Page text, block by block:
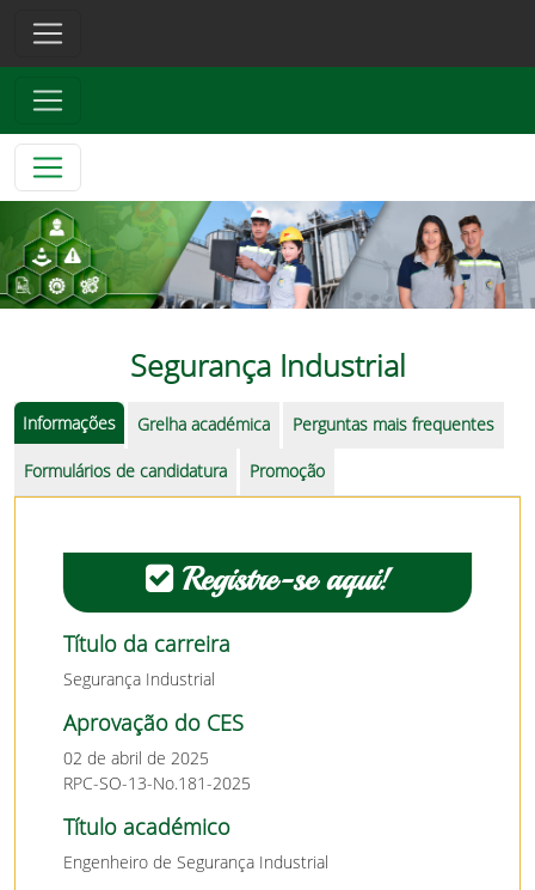
Segurança Industrial
Informações Grelha académica Perguntas mais frequentes
Formulários de candidatura Promoção
Registre-se aqui!
Título da carreira
Segurança Industrial
Aprovação do CES
02 de abril de 2025
RPC-SO-13-No.181-2025
Título académico
Engenheiro de Segurança Industrial